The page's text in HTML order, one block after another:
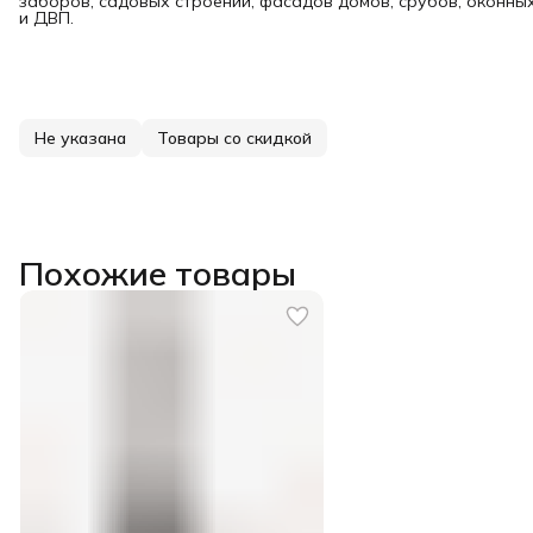
и ДВП.
Не указана Товары со скидкой
Похожие товары